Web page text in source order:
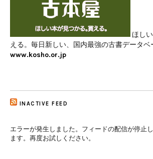
ほし
える。毎日新しい、国内最強の古書データベ
www.kosho.or.jp
INACTIVE FEED
エラーが発生しました。フィードの配信が停止
ます。再度お試しください。